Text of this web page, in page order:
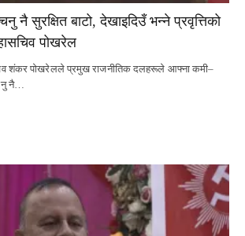
नै सुरक्षित बाटो, देखाइदिउँ भन्ने प्रवृत्तिको
पोखरेल
शंकर पोखरेलले प्रमुख राजनीतिक दलहरूले आफ्ना कमी–
नै…